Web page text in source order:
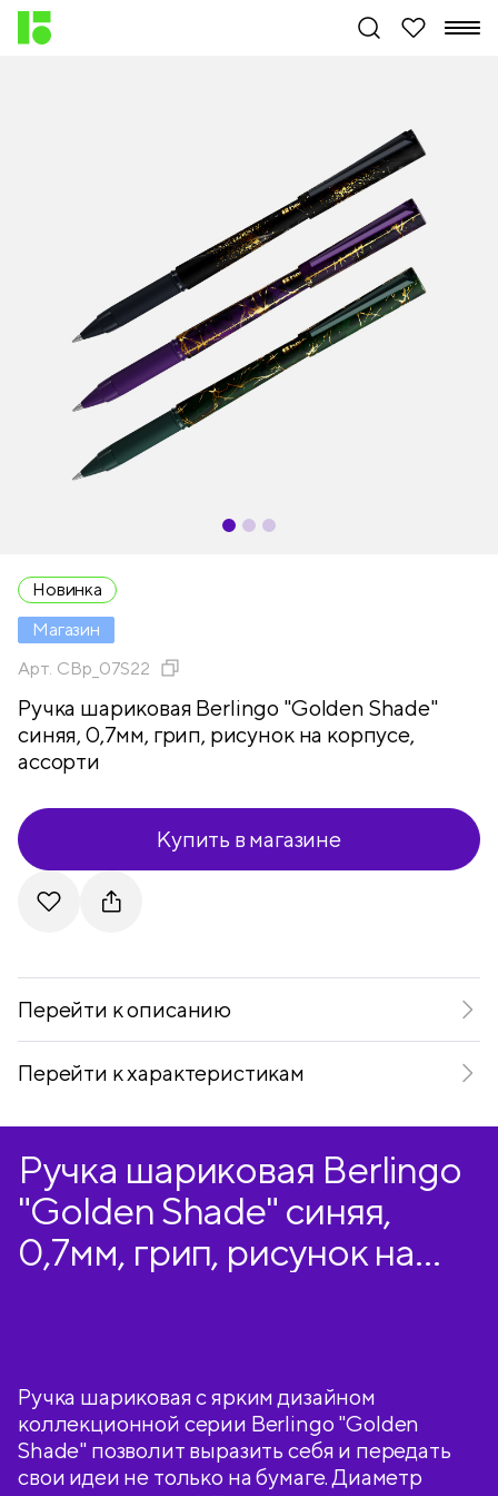
Новинка
Магазин
Арт. CBp_07S22
Ручка шариковая Berlingo "Golden Shade"
синяя, 0,7мм, грип, рисунок на корпусе,
ассорти
Купить в магазине
Перейти к описанию
Перейти к характеристикам
Ручка шариковая Berlingo
"Golden Shade" синяя,
0,7мм, грип, рисунок на
Ручка шариковая с ярким дизайном
коллекционной серии Berlingo "Golden
Shade" позволит выразить себя и передать
свои идеи не только на бумаге. Диаметр